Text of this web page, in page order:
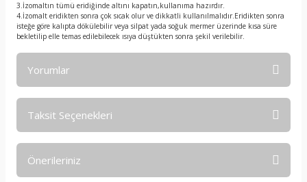
3.İzomaltın tümü eridiğinde altını kapatın,kullanıma hazırdır.
4.İzomalt eridikten sonra çok sıcak olur ve dikkatli kullanılmalıdır.Eridikten sonra
isteğe göre kalıpta dökülebilir veya silpat yada soğuk mermer üzerinde kısa süre
bekletilip elle temas edilebilecek ısıya düştükten sonra şekil verilebilir.
Yorumlar
Taksit Seçenekleri
Önerileriniz